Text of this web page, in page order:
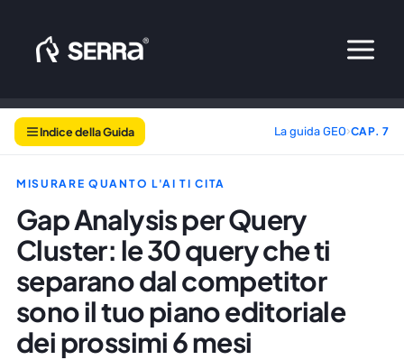
contenuto
Indice della Guida La guida GEO›CAP. 7
MISURARE QUANTO L'AI TI CITA
Gap Analysis per Query
Cluster: le 30 query che ti
separano dal competitor
sono il tuo piano editoriale
dei prossimi 6 mesi